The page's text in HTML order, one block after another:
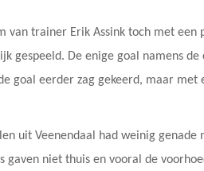
van trainer Erik Assink toch met een
gespeeld. De enige goal namens de
goal eerder zag gekeerd, maar met
uit Veenendaal had weinig genade
niet thuis en vooral de